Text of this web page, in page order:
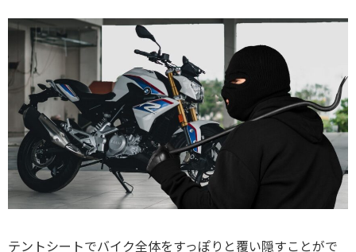
テントシートでバイク全体をすっぽりと覆い隠すことがで